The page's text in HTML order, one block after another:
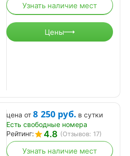
Узнать наличие мест
Цены
цена от 8 250 руб. в сутки
Есть свободные номера
Рейтинг:
4.8 (Отзывов: 17)
Узнать наличие мест